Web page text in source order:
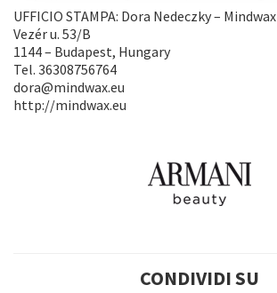
UFFICIO STAMPA: Dora Nedeczky – Mindwax
Vezér u. 53/B
1144 – Budapest, Hungary
Tel. 36308756764
dora@mindwax.eu
http://mindwax.eu
CONDIVIDI SU